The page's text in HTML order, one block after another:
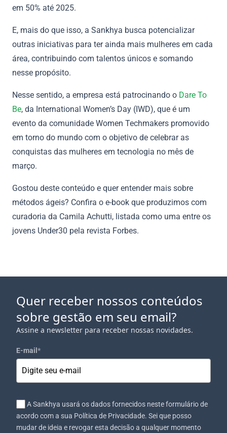
em 50% até 2025.
E, mais do que isso, a Sankhya busca potencializar
outras iniciativas para ter ainda mais mulheres em cada
área, contribuindo com talentos únicos e somando
nesse propósito.
Nesse sentido, a empresa está patrocinando o Dare To
Be, da International Women’s Day (IWD), que é um
evento da comunidade Women Techmakers promovido
em torno do mundo com o objetivo de celebrar as
conquistas das mulheres em tecnologia no mês de
março.
Gostou deste conteúdo e quer entender mais sobre
métodos ágeis? Confira o e-book que produzimos com
curadoria da Camila Achutti, listada como uma entre os
jovens Under30 pela revista Forbes.
Quer receber nossos conteúdos
sobre gestão em seu email?
Assine a newsletter para receber nossas novidades.
E-mail *
A Sankhya usará os dados fornecidos neste formulário de
acordo com a sua Política de Privacidade. Sei que posso
mudar de ideia e revogar esta decisão a qualquer momento